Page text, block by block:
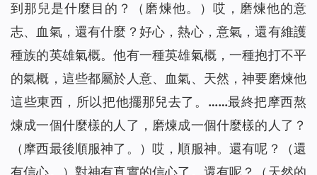
到那兒是什麼目的？
（磨煉他。） 哎，磨煉他的意
志、血氣，還有什麼？好心，熱心，意氣，還有維護
種族的英雄氣概。他有一種英雄氣概，一種抱打不平
的氣概，這些都屬於人意、血氣、天然，神要磨煉他
這些東西，所以把他擺那兒去了。……最終把摩西熬
煉成一個什麼樣的人了，磨煉成一個什麼樣的人了？
（摩西最後順服神了。） 哎，順服神。還有呢？
（還
有信心。） 對神有真實的信心了。還有呢？
（天然的